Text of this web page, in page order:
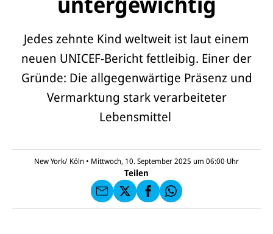
Jedes zehnte Kind weltweit ist laut einem
neuen UNICEF-Bericht fettleibig. Einer der
Gründe: Die allgegenwärtige Präsenz und
Vermarktung stark verarbeiteter
Lebensmittel
New York/ Köln • Mittwoch, 10. September 2025 um 06:00 Uhr
Teilen
M
a
n
U
I
C
E
U
N
I
C
E
F
a
U
N
E
F
a
u
f
F
a
IC
E
F
uf
W
h